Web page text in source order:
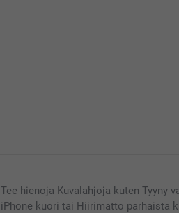
Tee hienoja Kuvalahjoja kuten Tyyny
iPhone kuori tai Hiirimatto parhaista